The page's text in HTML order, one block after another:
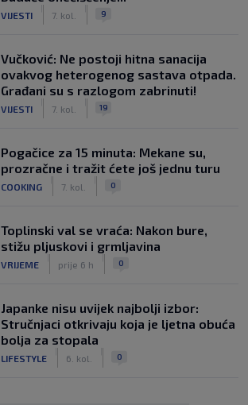
VIJESTI 7. kol. 9
Vučković: Ne postoji hitna sanacija
ovakvog heterogenog sastava otpada.
Građani su s razlogom zabrinuti!
VIJESTI 7. kol. 19
Pogačice za 15 minuta: Mekane su,
prozračne i tražit ćete još jednu turu
COOKING 7. kol. 0
Toplinski val se vraća: Nakon bure,
stižu pljuskovi i grmljavina
VRIJEME prije 6 h 0
Japanke nisu uvijek najbolji izbor:
Stručnjaci otkrivaju koja je ljetna obuća
bolja za stopala
LIFESTYLE 6. kol. 0